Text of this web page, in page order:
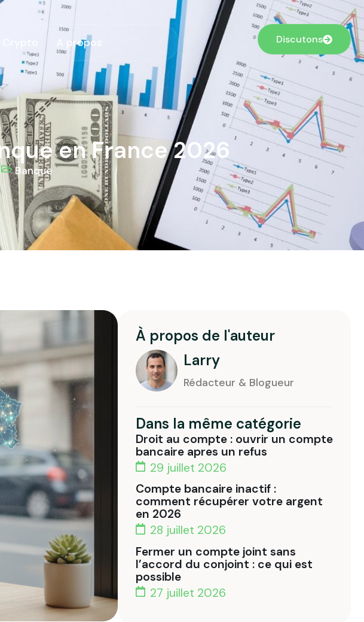
A propos Discutons
en France 2026
Banque
À propos de l'auteur
Larry
Rédacteur & Blogueur
Dans la même catégorie
Droit au compte : ouvrir un compte
bancaire apres un refus
29 juillet 2026
Compte bancaire inactif :
comment récupérer votre argent
en 2026
28 juillet 2026
Fermer un compte joint sans
l’accord du conjoint : ce qui est
possible
27 juillet 2026